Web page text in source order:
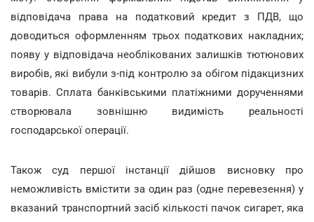
відповідача права на податковий кредит з ПДВ, що
доводиться оформленням трьох податкових накладних;
появу у відповідача необлікованих залишків тютюнових
виробів, які вибули з-під контролю за обігом підакцизних
товарів. Сплата банківськими платіжними дорученнями
створювала зовнішню видимість реальності
господарської операції.
Також суд першої інстанції дійшов висновку про
неможливість вмістити за один раз (одне перевезення) у
вказаний транспортний засіб кількості пачок сигарет, яка